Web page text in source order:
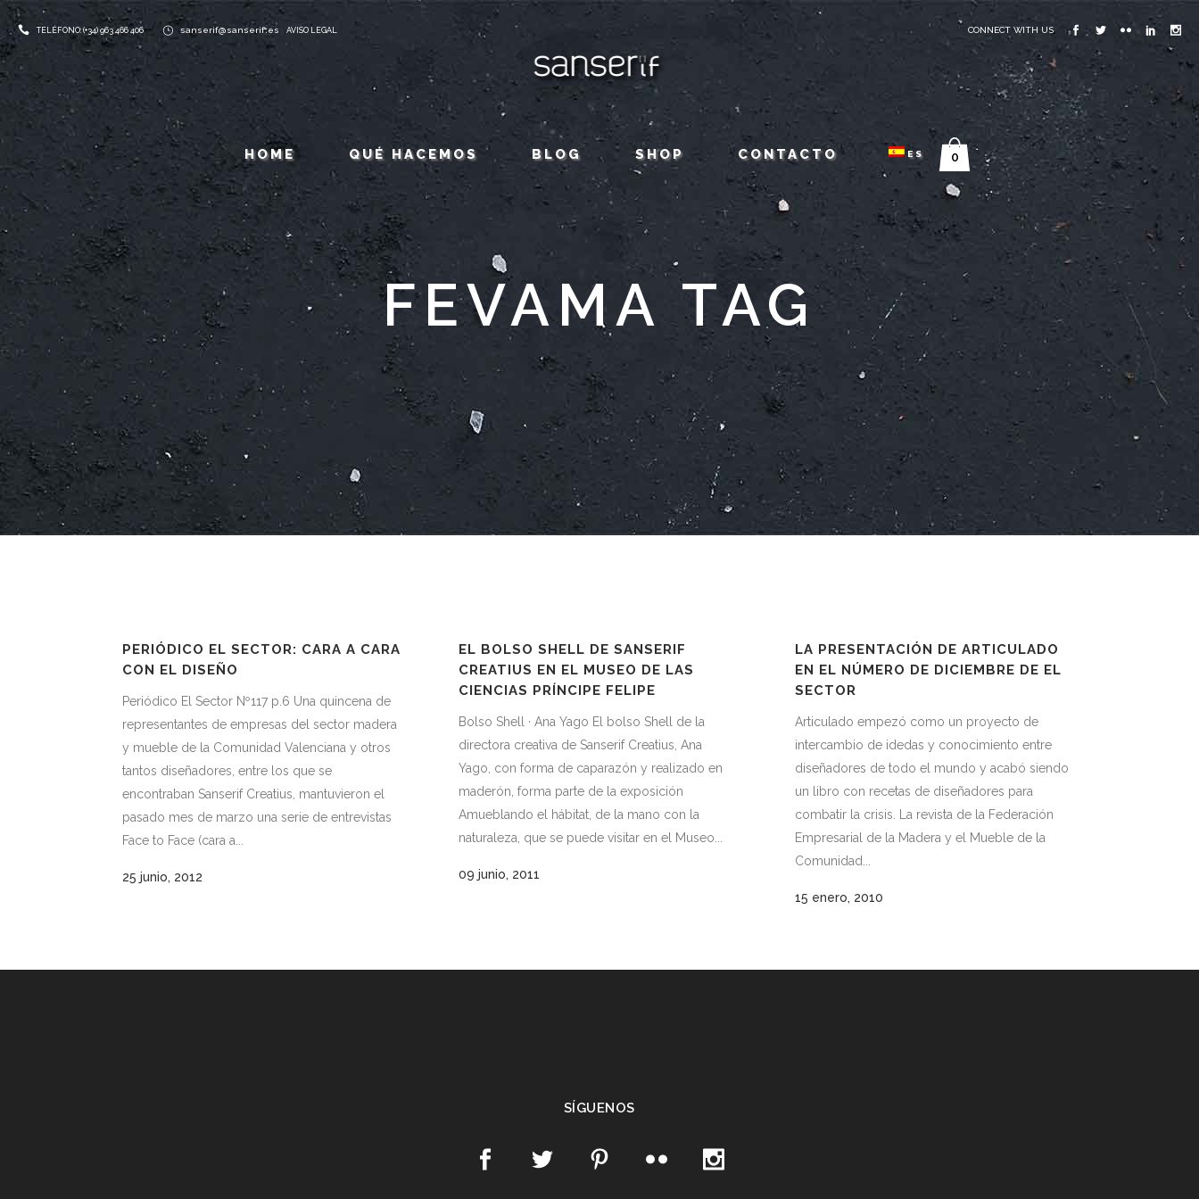
TELÉFONO: (+34) 963 466 406 sanserif@sanserif.es AVISO LEGAL CONNECT WITH US
HOME QUÉ HACEMOS BLOG SHOP CONTACTO ES 0
FEVAMA TAG
PERIÓDICO EL SECTOR: CARA A CARA
CON EL DISEÑO
Periódico El Sector Nº117 p.6 Una quincena de
representantes de empresas del sector madera
y mueble de la Comunidad Valenciana y otros
tantos diseñadores, entre los que se
encontraban Sanserif Creatius, mantuvieron el
pasado mes de marzo una serie de entrevistas
Face to Face (cara a...
25 junio, 2012
EL BOLSO SHELL DE SANSERIF
CREATIUS EN EL MUSEO DE LAS
CIENCIAS PRÍNCIPE FELIPE
Bolso Shell · Ana Yago El bolso Shell de la
directora creativa de Sanserif Creatius, Ana
Yago, con forma de caparazón y realizado en
maderón, forma parte de la exposición
Amueblando el hábitat, de la mano con la
naturaleza, que se puede visitar en el Museo...
09 junio, 2011
LA PRESENTACIÓN DE ARTICULADO
EN EL NÚMERO DE DICIEMBRE DE EL
SECTOR
Articulado empezó como un proyecto de
intercambio de idedas y conocimiento entre
diseñadores de todo el mundo y acabó siendo
un libro con recetas de diseñadores para
combatir la crisis. La revista de la Federación
Empresarial de la Madera y el Mueble de la
Comunidad...
15 enero, 2010
SÍGUENOS